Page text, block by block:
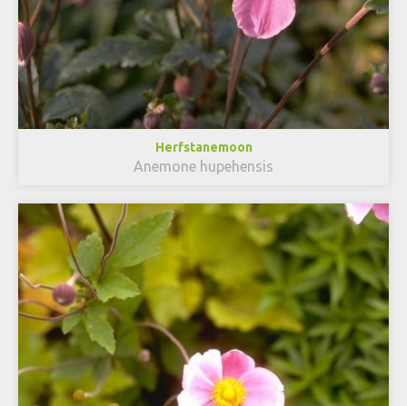
Herfstanemoon
Anemone hupehensis